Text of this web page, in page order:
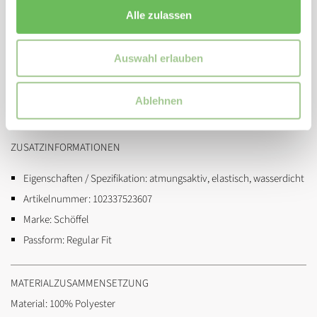
Alle zulassen
Auswahl erlauben
Ablehnen
Ventilation dank Unterarmbelüftung
Fester Schneefang mit Silikonband verhindert Eindringen von
ZUSATZINFORMATIONEN
Eigenschaften / Spezifikation:atmungsaktiv, elastisch, wasserdicht
Artikelnummer:102337523607
Marke:Schöffel
Passform:Regular Fit
MATERIALZUSAMMENSETZUNG
Material: 100% Polyester